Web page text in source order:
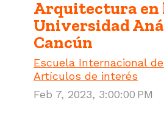
Arquitectura en
Universidad
Cancún
Escuela Internacional
Artículos de interés
Feb 7, 2023, 3:00:00 PM